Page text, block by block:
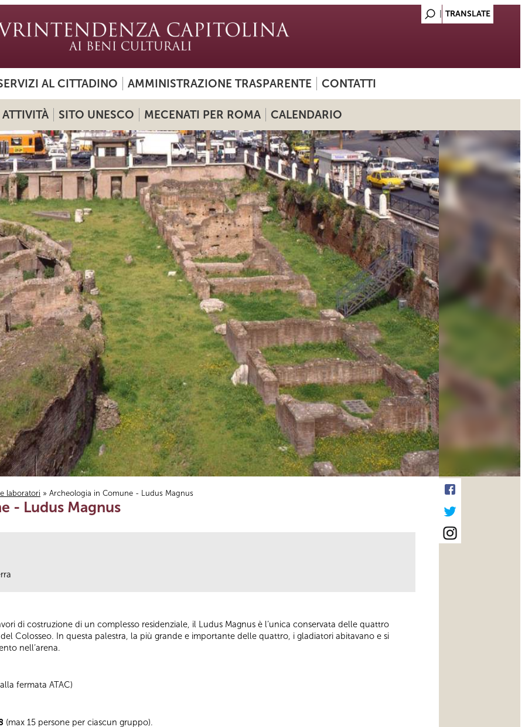
AL CITTADINO AMMINISTRAZIONE TRASPARENTE CONTATTI
ATTIVITÀ SITO UNESCO MECENATI PER ROMA CALENDARIO
laboratori » Archeologia in Comune - Ludus Magnus
- Ludus Magnus
di costruzione di un complesso residenziale, il Ludus Magnus è l’unica conservata delle quattro
Colosseo. In questa palestra, la più grande e importante delle quattro, i gladiatori abitavano e si
nell’arena.
fermata ATAC)
(max 15 persone per ciascun gruppo).